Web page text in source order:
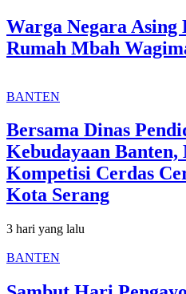
Warga Negara Asing
Rumah Mbah
BANTEN
Bersama Dinas
Kebudayaan
Kompetisi Cerdas
Kota Serang
3 hari yang lalu
BANTEN